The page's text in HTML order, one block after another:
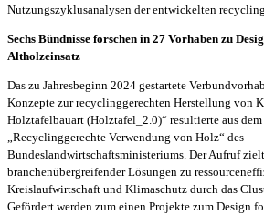
Nutzungszyklusanalysen der entwickelten
Sechs Bündnisse forschen in 27 Vorhaben zu
Altholzeinsatz
Das zu Jahresbeginn 2024 gestartete
Konzepte zur recyclinggerechten Herstellung von
Holztafelbauart (Holztafel_2.0)“ resultierte aus
„Recyclinggerechte Verwendung von Holz“ des
Bundeslandwirtschaftsministeriums. Der Aufruf
branchenübergreifender Lösungen zu
Kreislaufwirtschaft und Klimaschutz durch das
Gefördert werden zum einen Projekte zum Design